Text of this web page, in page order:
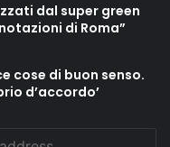
dal super green
di Roma”
cose di buon senso.
d’accordo’